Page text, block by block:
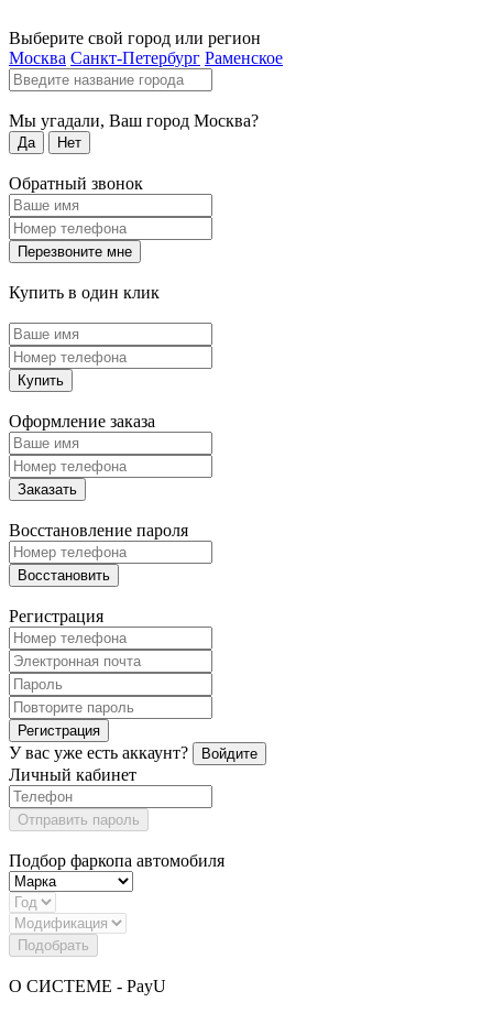
Выберите свой город или регион
Москва Санкт-Петербург Раменское
Мы угадали, Ваш город Москва?
Да Нет
Обратный звонок
Перезвоните мне
Купить в один клик
Купить
Оформление заказа
Заказать
Восстановление пароля
Восстановить
Регистрация
Регистрация
У вас уже есть аккаунт? Войдите
Личный кабинет
Отправить пароль
Подбор фаркопа автомобиля
Подобрать
О СИСТЕМЕ - PayU